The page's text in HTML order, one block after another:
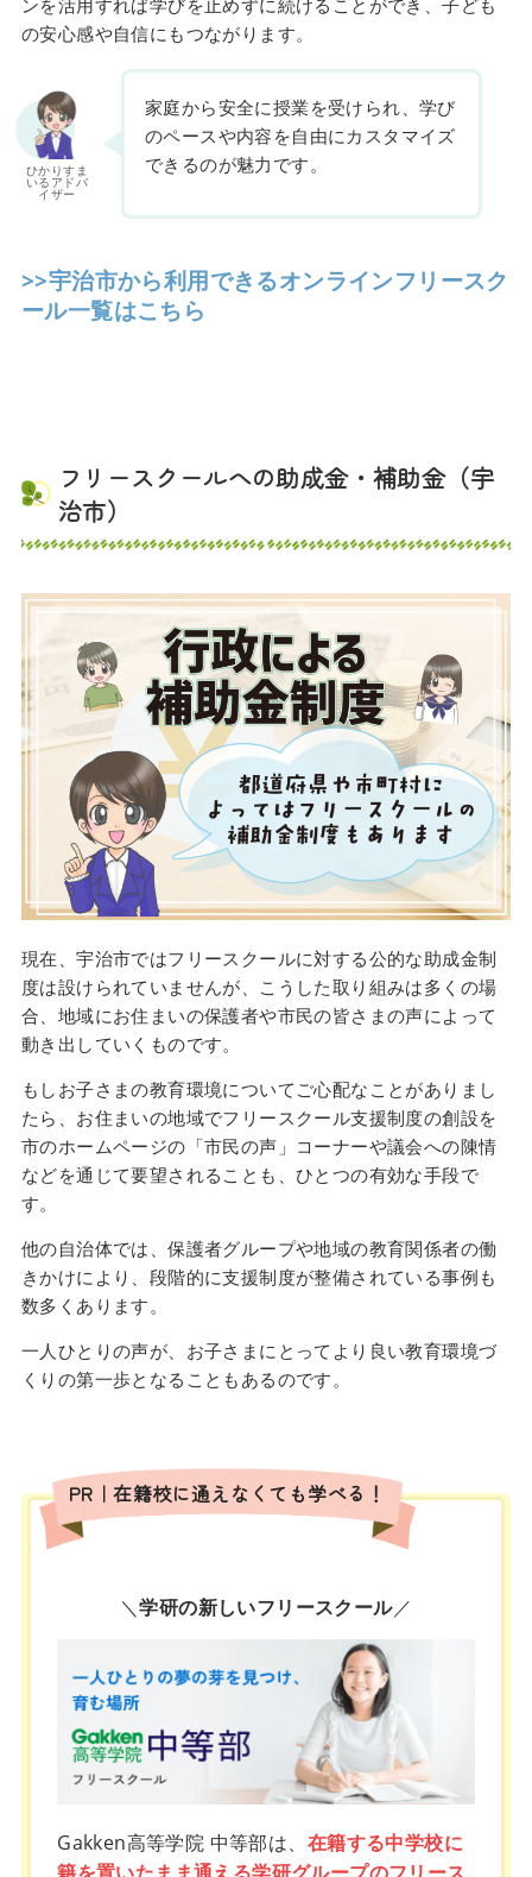
ンを活用すれば学びを止めずに続けることができ、子ども
の安心感や自信にもつながります。
ひかりすま
いるアドバ
イザー
家庭から安全に授業を受けられ、学び
のペースや内容を自由にカスタマイズ
できるのが魅力です。
>>宇治市から利用できるオンラインフリースク
ール一覧はこちら
フリースクールへの助成金・補助金（宇
治市）
現在、宇治市ではフリースクールに対する公的な助成金制
度は設けられていませんが、こうした取り組みは多くの場
合、地域にお住まいの保護者や市民の皆さまの声によって
動き出していくものです。
もしお子さまの教育環境についてご心配なことがありまし
たら、お住まいの地域でフリースクール支援制度の創設を
市のホームページの「市民の声」コーナーや議会への陳情
などを通じて要望されることも、ひとつの有効な手段で
す。
他の自治体では、保護者グループや地域の教育関係者の働
きかけにより、段階的に支援制度が整備されている事例も
数多くあります。
一人ひとりの声が、お子さまにとってより良い教育環境づ
くりの第一歩となることもあるのです。
PR｜在籍校に通えなくても学べる！
＼学研の新しいフリースクール／
Gakken高等学院 中等部は、 在籍する中学校に